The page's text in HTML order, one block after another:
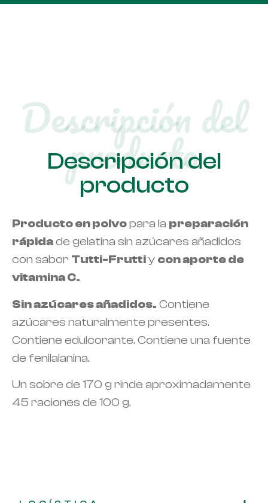
Descripción del
producto​
Descripción del
producto
Producto en polvopara la preparación
rápidade gelatina sin azúcares añadidos
con sabor Tutti-Fruttiy con aporte de
vitamina C.
Sin azúcares añadidos. Contiene
azúcares naturalmente presentes.
Contiene edulcorante. Contiene una fuente
de fenilalanina.
Un sobre de 170 g rinde aproximadamente
45 raciones de 100 g.